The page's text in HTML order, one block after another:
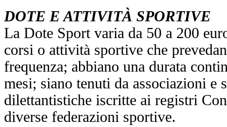
DOTE E ATTIVITÀ SPORTIVE
La Dote Sport varia da 50 a 200
corsi o attività sportive che
frequenza; abbiano una durata
mesi; siano tenuti da associazioni e
dilettantistiche iscritte ai registri
diverse federazioni sportive.